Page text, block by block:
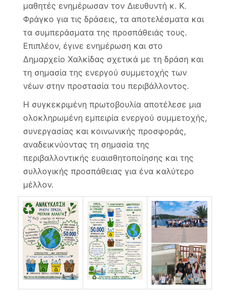
μαθητές ενημέρωσαν τον Διευθυντή κ. Κ.
Φράγκο για τις δράσεις, τα αποτελέσματα και
τα συμπεράσματα της προσπάθειάς τους.
Επιπλέον, έγινε ενημέρωση και στο
Δημαρχείο Χαλκίδας σχετικά με τη δράση και
τη σημασία της ενεργού συμμετοχής των
νέων στην προστασία του περιβάλλοντος.
Η συγκεκριμένη πρωτοβουλία αποτέλεσε μια
ολοκληρωμένη εμπειρία ενεργού συμμετοχής,
συνεργασίας και κοινωνικής προσφοράς,
αναδεικνύοντας τη σημασία της
περιβαλλοντικής ευαισθητοποίησης και της
συλλογικής προσπάθειας για ένα καλύτερο
μέλλον.